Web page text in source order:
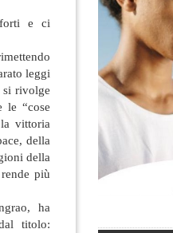
forti e ci
leggi
si rivolge
le “cose
vittoria
della
della
più
ha
titolo: